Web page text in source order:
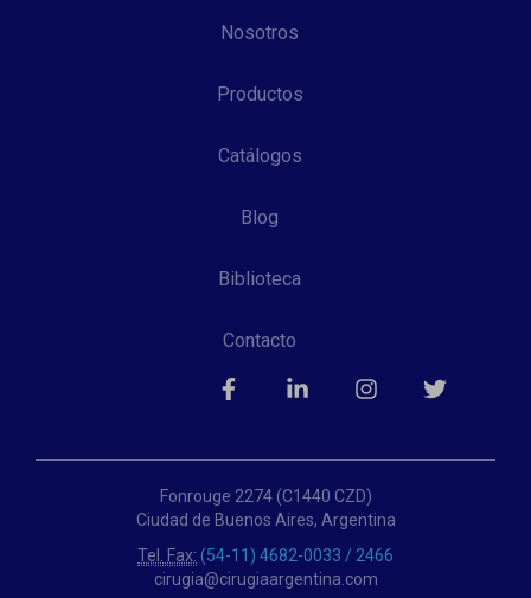
Nosotros
Productos
Catálogos
Blog
Biblioteca
Contacto
Fonrouge 2274 (C1440 CZD)
Ciudad de Buenos Aires, Argentina
Tel. Fax: (54-11) 4682-0033 / 2466
cirugia@cirugiaargentina.com